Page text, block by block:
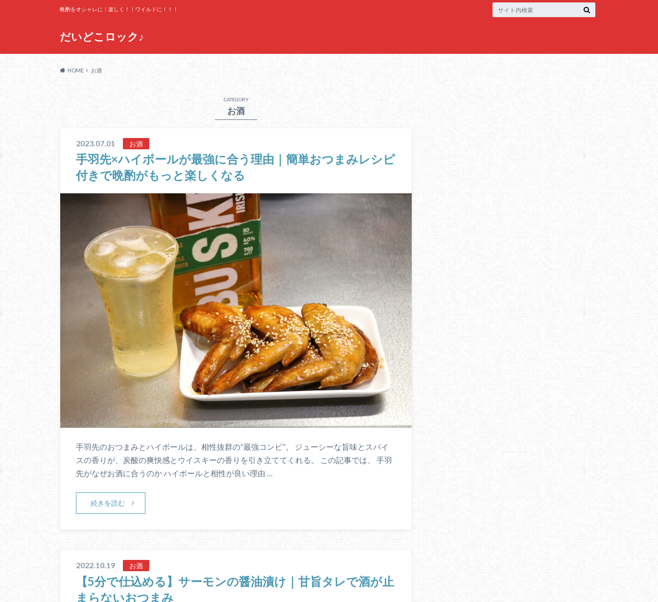
だいどこロック♪
晩酌をオシャレに！楽しく！！ワイルドに！！！
HOME お酒
CATEGORY
お酒
2023.07.01 お酒
手羽先×ハイボールが最強に合う理由｜簡単おつまみレシピ
付きで晩酌がもっと楽しくなる
手羽先のおつまみとハイボールは、相性抜群の“最強コンビ”。 ジューシーな旨味とスパイ
スの香りが、炭酸の爽快感とウイスキーの香りを引き立ててくれる。 この記事では、 手羽
先がなぜお酒に合うのか ハイボールと相性が良い理由 …
続きを読む
2022.10.19 お酒
【5分で仕込める】サーモンの醤油漬け｜甘旨タレで酒が止
まらないおつまみ